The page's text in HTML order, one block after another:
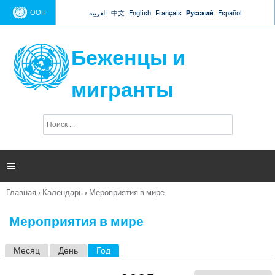
Jump to navigation
ООН العربية 中文 English Français Русский Español
Беженцы и
мигранты
п
и

Вы
Главная › Календарь › Мероприятия в мире
Мероприятия в мире
Месяц День Год